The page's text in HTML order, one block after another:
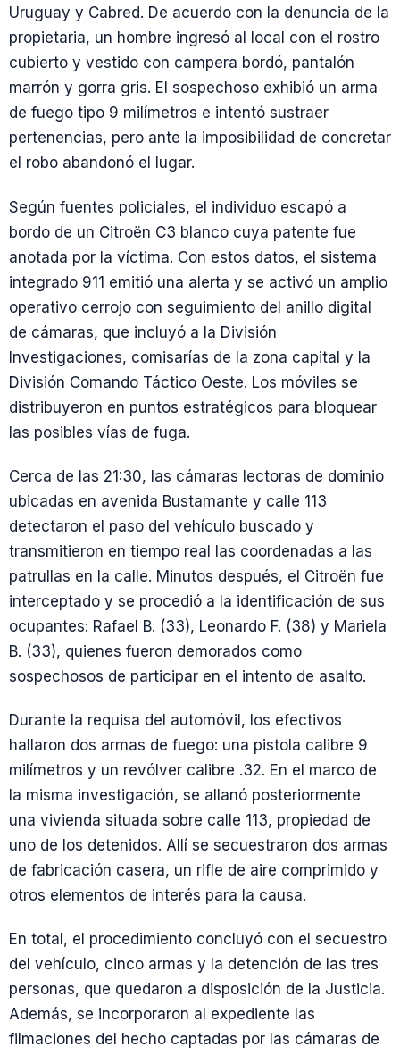
Uruguay y Cabred. De acuerdo con la denuncia de la
propietaria, un hombre ingresó al local con el rostro
cubierto y vestido con campera bordó, pantalón
marrón y gorra gris. El sospechoso exhibió un arma
de fuego tipo 9 milímetros e intentó sustraer
pertenencias, pero ante la imposibilidad de concretar
el robo abandonó el lugar.
Según fuentes policiales, el individuo escapó a
bordo de un Citroën C3 blanco cuya patente fue
anotada por la víctima. Con estos datos, el sistema
integrado 911 emitió una alerta y se activó un amplio
operativo cerrojo con seguimiento del anillo digital
de cámaras, que incluyó a la División
Investigaciones, comisarías de la zona capital y la
División Comando Táctico Oeste. Los móviles se
distribuyeron en puntos estratégicos para bloquear
las posibles vías de fuga.
Cerca de las 21:30, las cámaras lectoras de dominio
ubicadas en avenida Bustamante y calle 113
detectaron el paso del vehículo buscado y
transmitieron en tiempo real las coordenadas a las
patrullas en la calle. Minutos después, el Citroën fue
interceptado y se procedió a la identificación de sus
ocupantes: Rafael B. (33), Leonardo F. (38) y Mariela
B. (33), quienes fueron demorados como
sospechosos de participar en el intento de asalto.
Durante la requisa del automóvil, los efectivos
hallaron dos armas de fuego: una pistola calibre 9
milímetros y un revólver calibre .32. En el marco de
la misma investigación, se allanó posteriormente
una vivienda situada sobre calle 113, propiedad de
uno de los detenidos. Allí se secuestraron dos armas
de fabricación casera, un rifle de aire comprimido y
otros elementos de interés para la causa.
En total, el procedimiento concluyó con el secuestro
del vehículo, cinco armas y la detención de las tres
personas, que quedaron a disposición de la Justicia.
Además, se incorporaron al expediente las
filmaciones del hecho captadas por las cámaras de